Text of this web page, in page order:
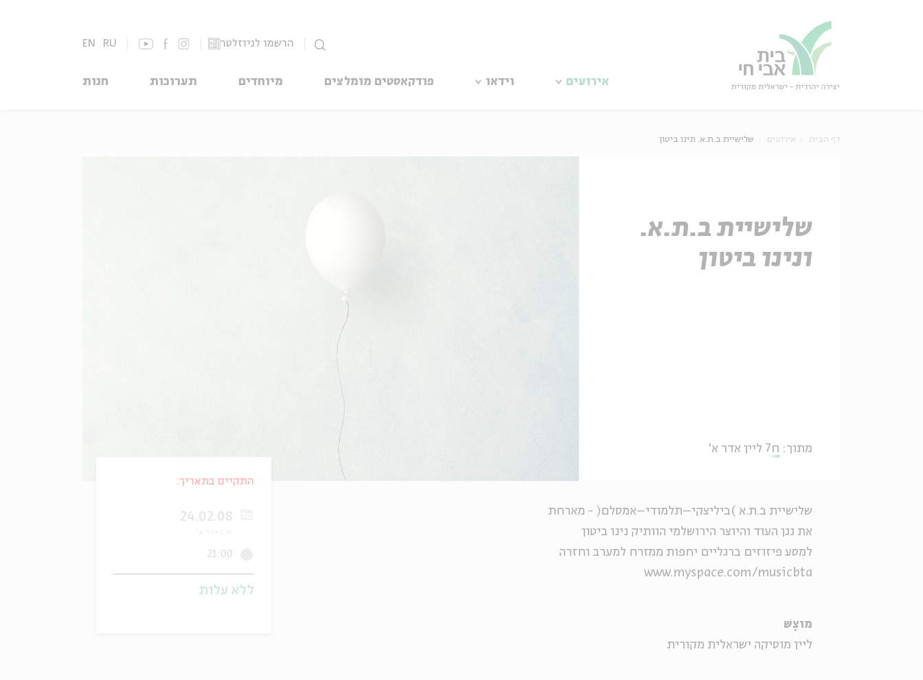
הרשמו לניוזלטר EN RU
אירועים וידאו פודקאסטים מומלצים מיוחדים תערוכות חנות
דף הבית אירועים שלישיית ב.ת.א. ונינו ביטון
שלישיית ב.ת.א.
ונינו ביטון
מתוך: ח7 ליין אדר א'
שלישיית ב.ת.א )ביליצקי–תלמודי–אמסלם( - מארחת
את נגן העוד והיוצר הירושלמי הוותיק נינו ביטון
למסע פיזוזים ברגליים יחפות ממזרח למערב וחזרה
www.myspace.com/musicbta
מוצָשׁ
ליין מוסיקה ישראלית מקורית
התקיים בתאריך:
24.02.08
21:00
ללא עלות